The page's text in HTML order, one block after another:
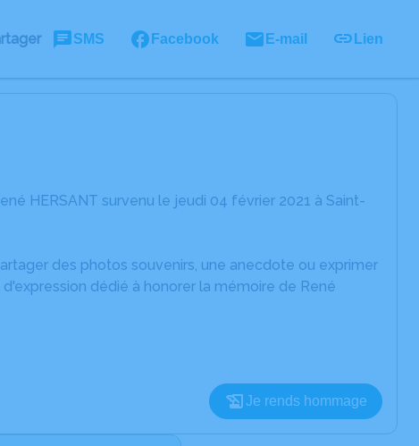
SMS Facebook E-mail Lien
HERSANT survenu le jeudi 04 février 2021 à Saint-
des photos souvenirs, une anecdote ou exprimer
dédié à honorer la mémoire de René
Je rends hommage